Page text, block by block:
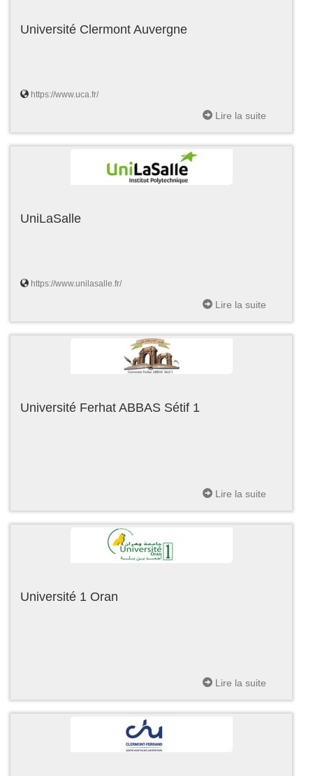
Université Clermont Auvergne
https://www.uca.fr/
Lire la suite
UniLaSalle
https://www.unilasalle.fr/
Lire la suite
Université Ferhat ABBAS Sétif 1
Lire la suite
Université 1 Oran
Lire la suite